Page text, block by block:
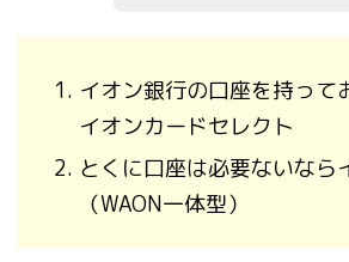
イオン銀行の口座を持って
イオンカードセレクト
とくに口座は必要ないなら
（WAON一体型）